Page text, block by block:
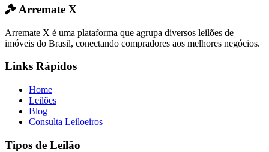
Arremate X
Arremate X é uma plataforma que agrupa diversos leilões de
imóveis do Brasil, conectando compradores aos melhores negócios.
Links Rápidos
Home
Leilões
Blog
Consulta Leiloeiros
Tipos de Leilão